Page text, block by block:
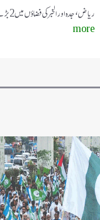
ریاض، جدہ اور الخبر کی فضاؤں میں 2 بڑے مسافر طیا ...
more